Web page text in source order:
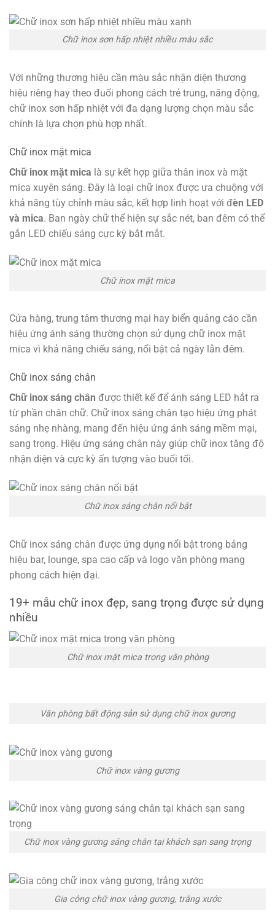
Chữ inox sơn hấp nhiệt nhiều màu sắc
Với những thương hiệu cần màu sắc nhận diện thương
hiệu riêng hay theo đuổi phong cách trẻ trung, năng động,
chữ inox sơn hấp nhiệt với đa dạng lượng chọn màu sắc
chính là lựa chọn phù hợp nhất.
Chữ inox mặt mica
Chữ inox mặt mica là sự kết hợp giữa thân inox và mặt
mica xuyên sáng. Đây là loại chữ inox được ưa chuộng với
khả năng tùy chỉnh màu sắc, kết hợp linh hoạt với đèn LED
và mica. Ban ngày chữ thể hiện sự sắc nét, ban đêm có thể
gắn LED chiếu sáng cực kỳ bắt mắt.
Chữ inox mặt mica
Cửa hàng, trung tâm thương mại hay biển quảng cáo cần
hiệu ứng ánh sáng thường chọn sử dụng chữ inox mặt
mica vì khả năng chiếu sáng, nổi bật cả ngày lẫn đêm.
Chữ inox sáng chân
Chữ inox sáng chân được thiết kế để ánh sáng LED hắt ra
từ phần chân chữ. Chữ inox sáng chân tạo hiệu ứng phát
sáng nhẹ nhàng, mang đến hiệu ứng ánh sáng mềm mại,
sang trọng. Hiệu ứng sáng chân này giúp chữ inox tăng độ
nhận diện và cực kỳ ấn tượng vào buổi tối.
Chữ inox sáng chân nổi bật
Chữ inox sáng chân được ứng dụng nổi bật trong bảng
hiệu bar, lounge, spa cao cấp và logo văn phòng mang
phong cách hiện đại.
19+ mẫu chữ inox đẹp, sang trọng được sử dụng
nhiều
Chữ inox mặt mica trong văn phòng
Văn phòng bất động sản sử dụng chữ inox gương
Chữ inox vàng gương
Chữ inox vàng gương sáng chân tại khách sạn sang trọng
Gia công chữ inox vàng gương, trắng xước